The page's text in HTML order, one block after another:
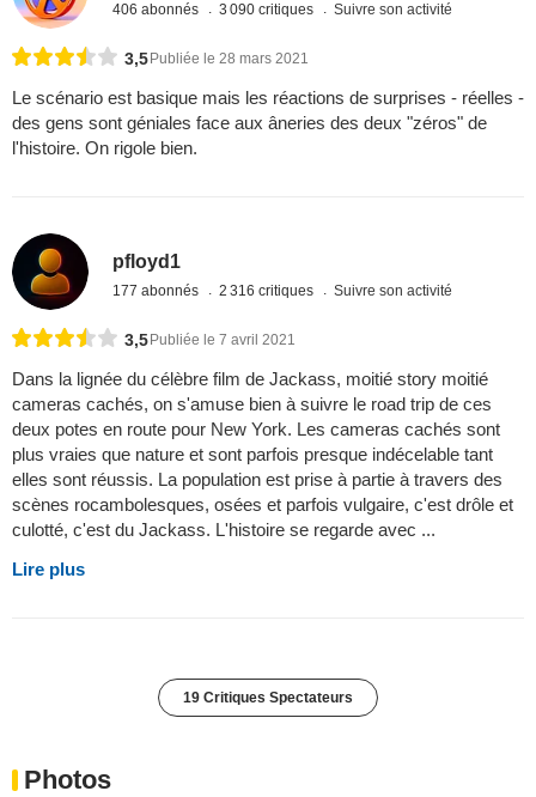
406 abonnés 3 090 critiques Suivre son activité
3,5 Publiée le 28 mars 2021
Le scénario est basique mais les réactions de surprises - réelles -
des gens sont géniales face aux âneries des deux "zéros" de
l'histoire. On rigole bien.
pfloyd1
177 abonnés 2 316 critiques Suivre son activité
3,5 Publiée le 7 avril 2021
Dans la lignée du célèbre film de Jackass, moitié story moitié
cameras cachés, on s'amuse bien à suivre le road trip de ces
deux potes en route pour New York. Les cameras cachés sont
plus vraies que nature et sont parfois presque indécelable tant
elles sont réussis. La population est prise à partie à travers des
scènes rocambolesques, osées et parfois vulgaire, c'est drôle et
culotté, c'est du Jackass. L'histoire se regarde avec ...
Lire plus
19 Critiques Spectateurs
Photos